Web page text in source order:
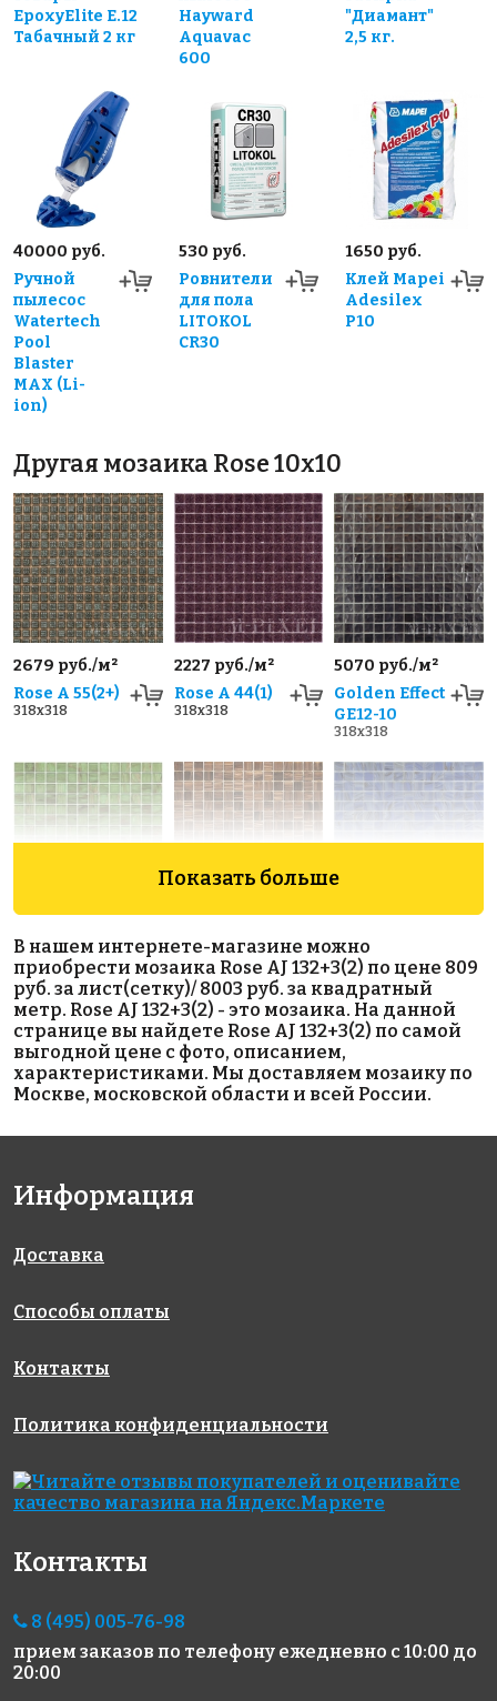
EpoxyElite E.12
Табачный 2 кг
Hayward
Aquavac
600
"Диамант"
2,5 кг.
40000 руб.
Ручной
пылесос
Watertech
Pool
Blaster
MAX (Li-
ion)
530 руб.
Ровнители
для пола
LITOKOL
CR30
1650 руб.
Клей Mapei
Adesilex
P10
Другая мозаика Rose 10x10
2679 руб./м²
Rose A 55(2+)
318x318
2227 руб./м²
Rose A 44(1)
318x318
5070 руб./м²
Golden Effect
GE12-10
318x318
Rose G 24
318x318
Rose GA 36(1)
318x318
Rose G 72
318x318
5070 руб./м²
Golden Effect
318x318
Rose A 95(3+)
Rose GA 161
318x318
Rose A 58(2)
318x318
Rose AJ
85+1(2)
318x318
Показать больше
В нашем интернете-магазине можно
приобрести мозаика Rose AJ 132+3(2) по цене 809
руб. за лист(сетку)/ 8003 руб. за квадратный
метр. Rose AJ 132+3(2) - это мозаика. На данной
странице вы найдете Rose AJ 132+3(2) по самой
выгодной цене с фото, описанием,
характеристиками. Мы доставляем мозаику по
Москве, московской области и всей России.
Информация
Доставка
Способы оплаты
Контакты
Политика конфиденциальности
Контакты
8 (495) 005-76-98
прием заказов по телефону ежедневно с 10:00 до
20:00